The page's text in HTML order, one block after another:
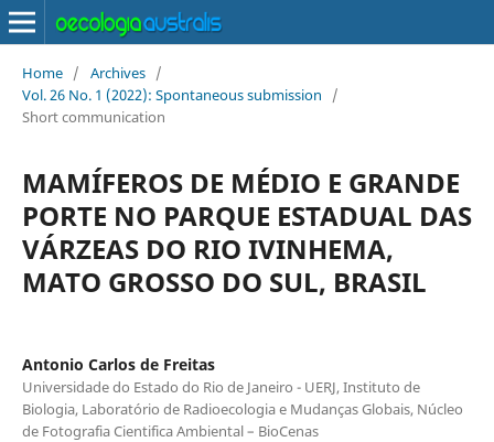
Home / Archives /
Vol. 26 No. 1 (2022): Spontaneous submission
/
Short communication
MAMÍFEROS DE MÉDIO E GRANDE
PORTE NO PARQUE ESTADUAL DAS
VÁRZEAS DO RIO IVINHEMA,
MATO GROSSO DO SUL, BRASIL
Antonio Carlos de Freitas
Universidade do Estado do Rio de Janeiro - UERJ, Instituto de
Biologia, Laboratório de Radioecologia e Mudanças Globais, Núcleo
de Fotografia Cientifica Ambiental – BioCenas